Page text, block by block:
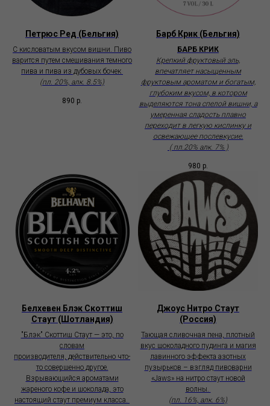
Петрюс Ред (Бельгия)
С кисловатым вкусом вишни. Пиво
варится путем смешивания темного
пива и пива из дубовых бочек
(пл. 20%, алк. 8.5%)
890 р.
Барб Крик (Бельгия)
БАРБ КРИК
Крепкий фруктовый эль,
впечатляет насыщенным
фруктовым ароматом и богатым,
глубоким вкусом, в котором
выделяются тона спелой вишни, а
умеренная сладость плавно
переходит в легкую кислинку и
освежающее послевкусие.
( пл.20% алк. 7% )
980 р.
Белхевен Блэк Скоттиш
Стаут (Шотландия)
"Блэк" Скоттиш Стаут — это, по
словам
производителя, действительно что-
то совершенно другое.
Взрывающийся ароматами
жареного кофе и шоколада, это
настоящий стаут премиум класса.
Джоус Нитро Стаут
(Россия)
Тающая сливочная пена, плотный
вкус шоколадного пудинга и магия
лавинного эффекта азотных
пузырьков – взгляд пивоварни
«Jaws» на нитро стаут новой
волны.
(пл. 16%, алк. 6%)